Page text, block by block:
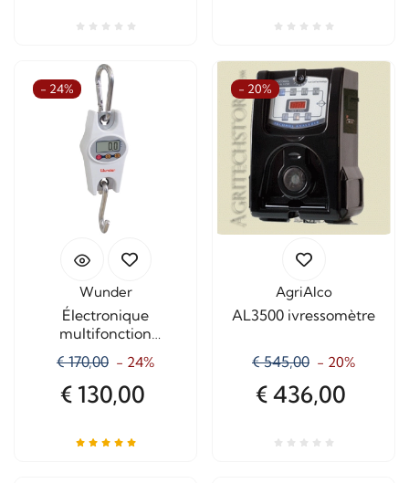
- 24%
Wunder
Électronique
multifonction
Capacité Kg.200
€ 170,00 - 24%
€ 130,00
- 20%
AgriAlco
AL3500 ivressomètre
€ 545,00 - 20%
€ 436,00